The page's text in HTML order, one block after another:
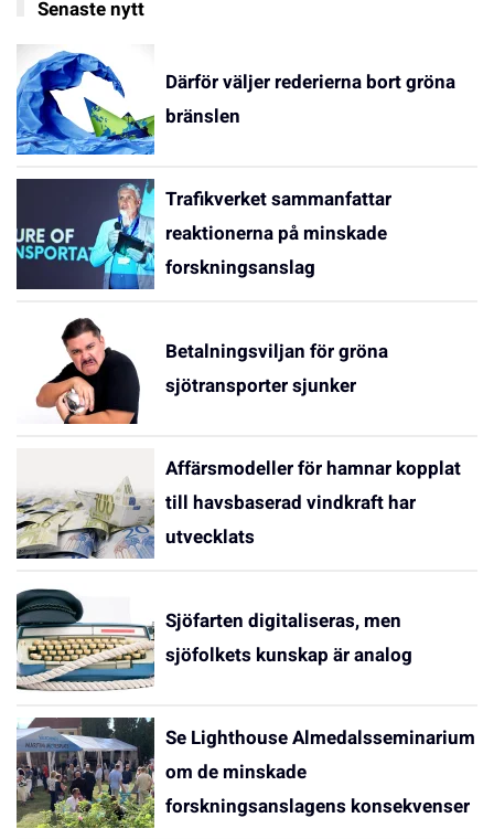
Senaste nytt
Därför väljer rederierna bort gröna
bränslen
Trafikverket sammanfattar
reaktionerna på minskade
forskningsanslag
Betalningsviljan för gröna
sjötransporter sjunker
Affärsmodeller för hamnar kopplat
till havsbaserad vindkraft har
utvecklats
Sjöfarten digitaliseras, men
sjöfolkets kunskap är analog
Se Lighthouse Almedalsseminarium
om de minskade
forskningsanslagens konsekvenser